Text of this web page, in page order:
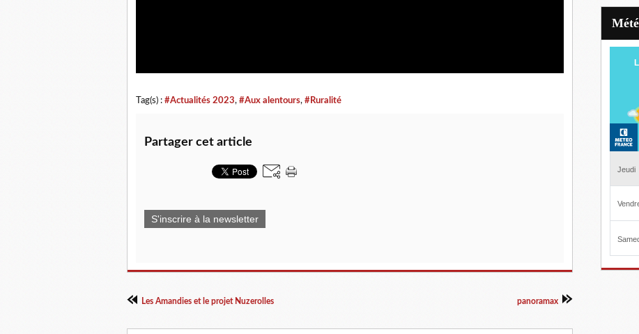
Tag(s) : #Actualités 2023, #Aux alentours, #Ruralité
Partager cet article
S'inscrire à la newsletter
Les Amandies et le projet Nuzerolles panoramax